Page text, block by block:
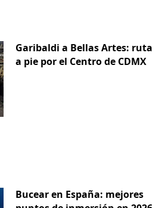
Garibaldi a Bellas Artes: ruta
a pie por el Centro de CDMX
Bucear en España: mejores